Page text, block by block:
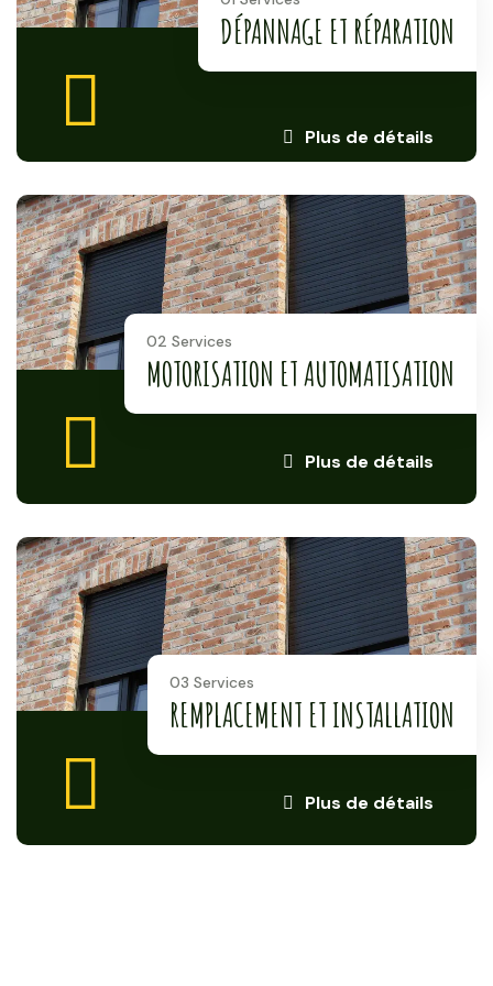
Plus de détails
DÉPANNAGE ET RÉPARATION
Plus de détails
02 Services
MOTORISATION ET AUTOMATISATION
Plus de détails
03 Services
REMPLACEMENT ET INSTALLATION